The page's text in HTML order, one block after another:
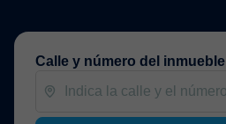
Calle y número del inmueble